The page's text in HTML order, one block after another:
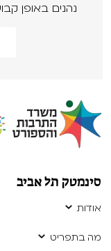
נהנים באופן
סינמטק תל אביב
אודות
מה בתפריט